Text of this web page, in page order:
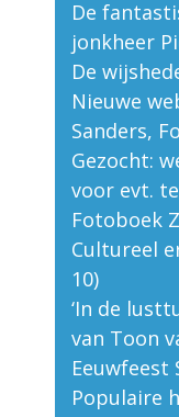
De
jonkheer
De
Nieuwe
Sanders,
Gezocht:
voor evt.
Fotoboek
Cultureel
10)
‘In de
van Toon
Eeuwfeest
Populaire